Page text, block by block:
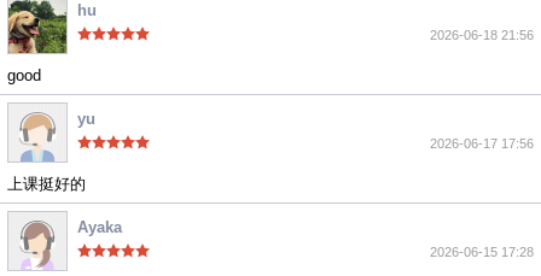
hu
2026-06-18 21:56
good
yu
2026-06-17 17:56
上课挺好的
Ayaka
2026-06-15 17:28